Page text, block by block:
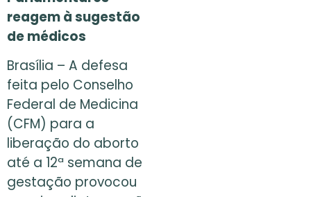
reagem à sugestão
de médicos
Brasília – A defesa
feita pelo Conselho
Federal de Medicina
(CFM) para a
liberação do aborto
até a 12ª semana de
gestação provocou